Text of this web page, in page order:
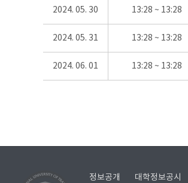
2024. 05. 30 13:28 ~ 13:28
2024. 05. 31 13:28 ~ 13:28
2024. 06. 01 13:28 ~ 13:28
정보공개 대학정보공시